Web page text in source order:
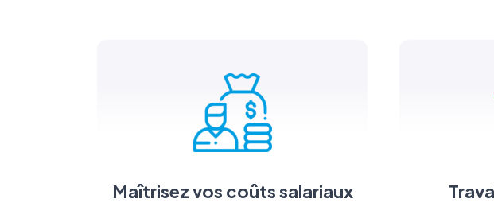
Maîtrisez vos coûts salariaux